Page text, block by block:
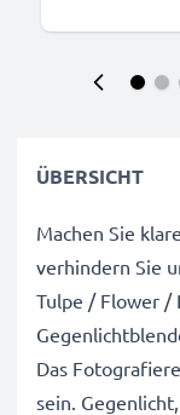
ÜBERSICHT
Machen Sie
verhindern Sie
Tulpe / Flower /
Das
sein.